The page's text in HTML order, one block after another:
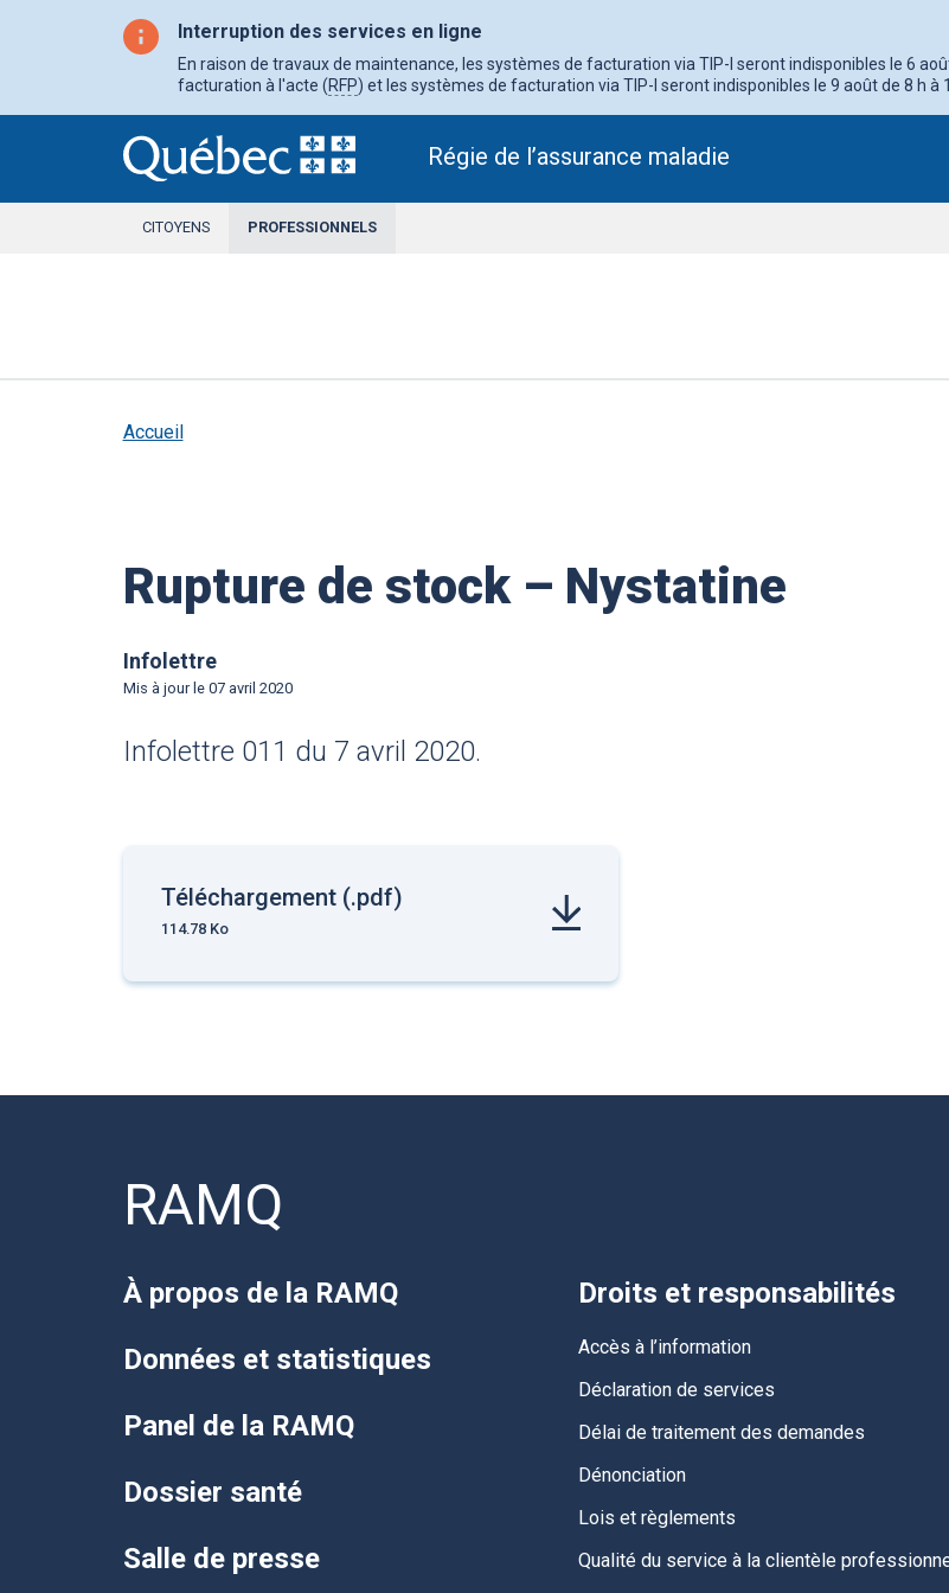
Interruption des services en ligne
En raison de travaux de maintenance, les systèmes de facturation via TIP-I seront indisponibles le 6
facturation à l'acte (RFP) et les systèmes de facturation via TIP-I seront indisponibles le 9 août de 8 h à
Régie de l’assurance maladie
CITOYENS PROFESSIONNELSSECTION
Accueil
Rupture de stock – Nystatine
Infolettre
Mis à jour le07 avril 2020
Infolettre 011 du 7 avril 2020.
Téléchargement (.pdf)
114.78 Ko
RAMQ
À propos de la RAMQ
Données et statistiques
Panel de la RAMQ
Dossier santé
Salle de presse
Droits et responsabilités
Accès à l’information
Déclaration de services
Délai de traitement des demandes
Dénonciation
Lois et règlements
Qualité du service à la clientèle